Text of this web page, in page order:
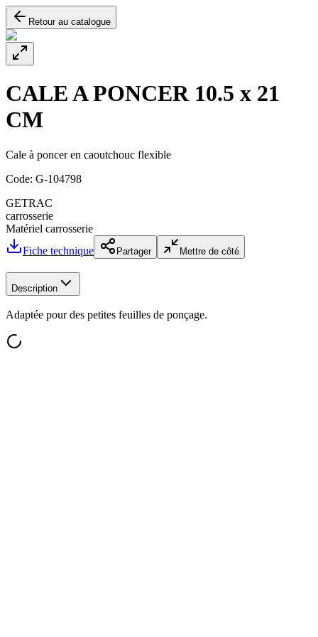
Retour au catalogue
CALE A PONCER 10.5 x 21
CM
Cale à poncer en caoutchouc flexible
Code: G-104798
GETRAC
carrosserie
Matériel carrosserie
Fiche technique
Partager Mettre de côté
Description
Adaptée pour des petites feuilles de ponçage.